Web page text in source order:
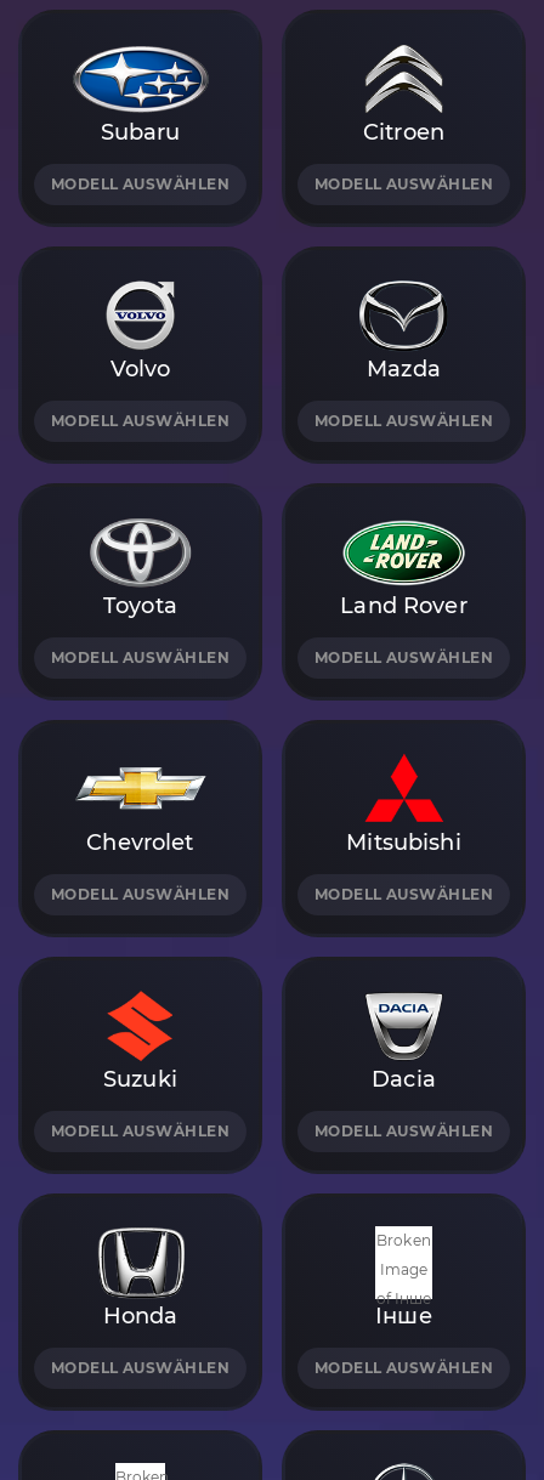
Subaru
MODELL AUSWÄHLEN
Citroen
MODELL AUSWÄHLEN
Volvo
MODELL AUSWÄHLEN
Mazda
MODELL AUSWÄHLEN
Toyota
MODELL AUSWÄHLEN
Land Rover
MODELL AUSWÄHLEN
Chevrolet
MODELL AUSWÄHLEN
Mitsubishi
MODELL AUSWÄHLEN
Suzuki
MODELL AUSWÄHLEN
Dacia
MODELL AUSWÄHLEN
Honda
MODELL AUSWÄHLEN
Інше
MODELL AUSWÄHLEN